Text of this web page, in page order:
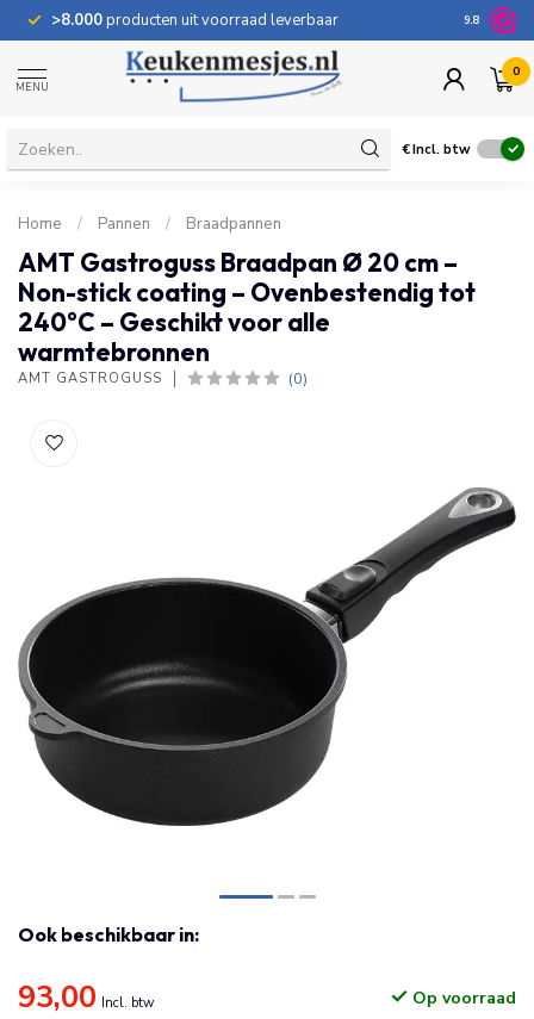
>8.000producten uit voorraad leverbaar 100
9.8
MENU
0
€Incl. btw
Home / Pannen / Braadpannen
AMT Gastroguss Braadpan Ø 20 cm –
Non-stick coating – Ovenbestendig tot
240°C – Geschikt voor alle
warmtebronnen
AMT GASTROGUSS (0)
Ook beschikbaar in:
93,00 Incl. btw Op voorraad